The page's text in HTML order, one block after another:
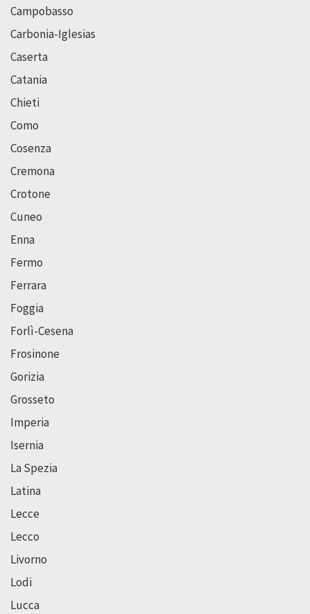
Campobasso
Carbonia-Iglesias
Caserta
Catania
Chieti
Como
Cosenza
Cremona
Crotone
Cuneo
Enna
Fermo
Ferrara
Foggia
Forlì-Cesena
Frosinone
Gorizia
Grosseto
Imperia
Isernia
La Spezia
Latina
Lecce
Lecco
Livorno
Lodi
Lucca